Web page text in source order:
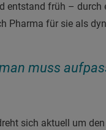
entstand früh – durch
Pharma für sie als
muss
sich aktuell um den